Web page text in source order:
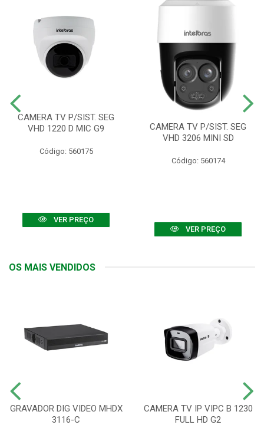
CAMERA TV P/SIST. SEG
VHD 1220 D MIC G9
Código: 560175
VER PREÇO
CAMERA TV P/SIST. SEG
VHD 3206 MINI SD
Código: 560174
VER PREÇO
OS MAIS VENDIDOS
GRAVADOR DIG VIDEO MHDX
3116-C
CAMERA TV IP VIPC B 1230
FULL HD G2